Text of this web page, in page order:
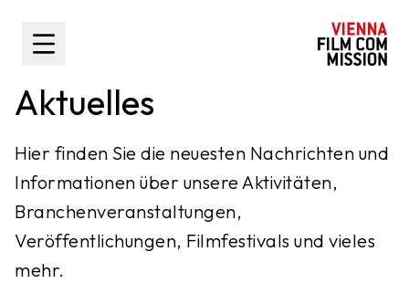
Toggle Sidebar
Aktuelles
Hier finden Sie die neuesten Nachrichten und
Informationen über unsere Aktivitäten,
Branchenveranstaltungen,
Veröffentlichungen, Filmfestivals und vieles
mehr.